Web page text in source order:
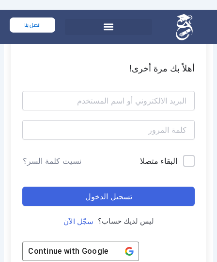
المحتوى
اتصل بنا
أهلاً بك مرة أخرى!
البقاء متصلا نسيت كلمة السر؟
تسجيل الدخول
ليس لديك حساب؟ سجّل الآن
Continue with Google